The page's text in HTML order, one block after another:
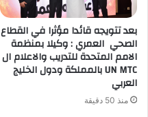
بعد تتويجه قائدا مؤثرا في القطاع
الصحي العمري : وكيلا بمنظمة
الامم المتحدة للتدريب والاعلام ال
UN MTC بالمملكة ودول الخليج
العربي
منذ 50 دقيقة